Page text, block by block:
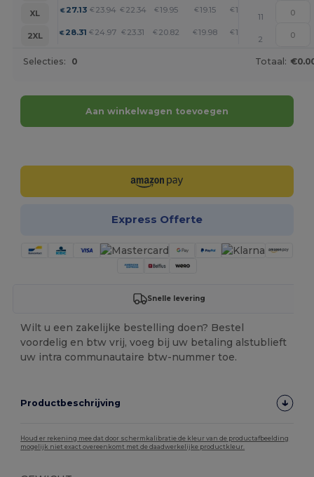
XL
€27.13 € 23.94 € 22.34 € 19.95 € 19.15 €18.36
11
2XL
€28.31 € 24.97 € 23.31 € 20.82 € 19.98 € 19.14
2
Selecties: 0 Totaal:
Aan winkelwagen toevoegen
Express Offerte
Snelle levering
Wilt u een zakelijke bestelling doen? Bestel
voordelig en btw vrij, voeg bij uw betaling alstublieft
uw intra communautaire btw-nummer toe.
Productbeschrijving
Houd er rekening mee dat door schermkalibratie de kleur van de productafbeelding
mogelijk niet exact overeenkomt met de daadwerkelijke productkleur.